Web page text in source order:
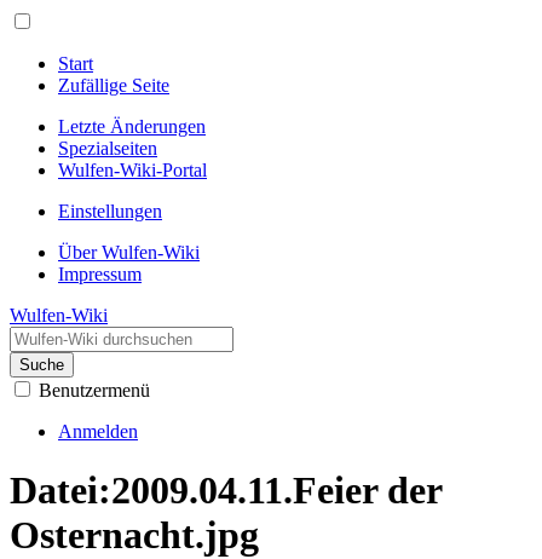
Start
Zufällige Seite
Letzte Änderungen
Spezialseiten
Wulfen-Wiki-Portal
Einstellungen
Über Wulfen-Wiki
Impressum
Wulfen-Wiki
Suche
Benutzermenü
Anmelden
Datei:2009.04.11.Feier der
Osternacht.jpg